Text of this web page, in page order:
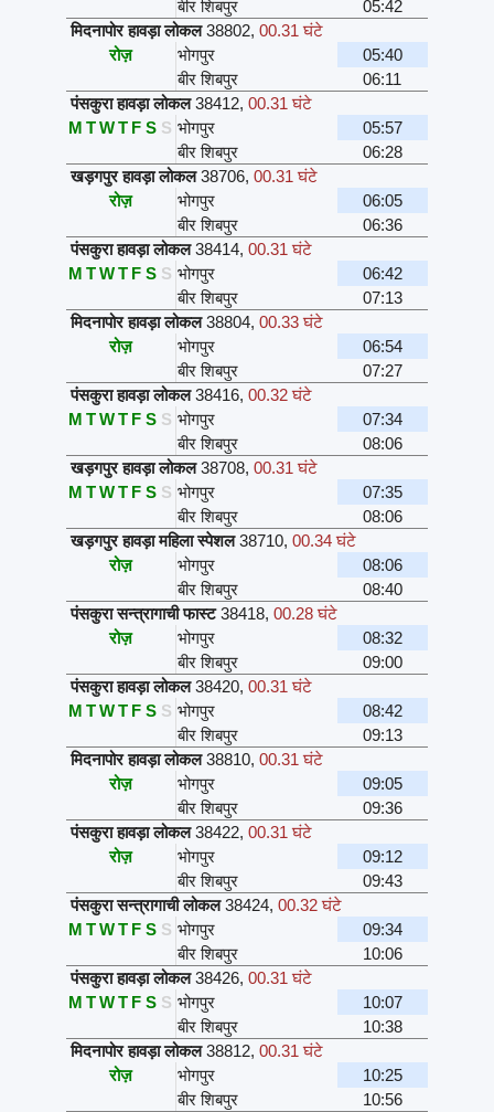
बीर शिबपुर
05:42
मिदनापोर हावड़ा लोकल 38802, 00.31 घंटे
रोज़
भोगपुर
05:40
बीर शिबपुर
06:11
पंसकुरा हावड़ा लोकल 38412, 00.31 घंटे
M TWT F S S भोगपुर
05:57
बीर शिबपुर
06:28
खड़गपुर हावड़ा लोकल 38706, 00.31 घंटे
रोज़
भोगपुर
06:05
बीर शिबपुर
06:36
पंसकुरा हावड़ा लोकल 38414, 00.31 घंटे
M TWT F S S भोगपुर
06:42
बीर शिबपुर
07:13
मिदनापोर हावड़ा लोकल 38804, 00.33 घंटे
रोज़
भोगपुर
06:54
बीर शिबपुर
07:27
पंसकुरा हावड़ा लोकल 38416, 00.32 घंटे
M TWT F S S भोगपुर
07:34
बीर शिबपुर
08:06
खड़गपुर हावड़ा लोकल 38708, 00.31 घंटे
M TWT F S S भोगपुर
07:35
बीर शिबपुर
08:06
खड़गपुर हावड़ा महिला स्पेशल 38710, 00.34 घंटे
रोज़
भोगपुर
08:06
बीर शिबपुर
08:40
पंसकुरा सन्त्रागाची फास्ट 38418, 00.28 घंटे
रोज़
भोगपुर
08:32
बीर शिबपुर
09:00
पंसकुरा हावड़ा लोकल 38420, 00.31 घंटे
M TWT F S S भोगपुर
08:42
बीर शिबपुर
09:13
मिदनापोर हावड़ा लोकल 38810, 00.31 घंटे
रोज़
भोगपुर
09:05
बीर शिबपुर
09:36
पंसकुरा हावड़ा लोकल 38422, 00.31 घंटे
रोज़
भोगपुर
09:12
बीर शिबपुर
09:43
पंसकुरा सन्त्रागाची लोकल 38424, 00.32 घंटे
M TWT F S S भोगपुर
09:34
बीर शिबपुर
10:06
पंसकुरा हावड़ा लोकल 38426, 00.31 घंटे
M TWT F S S भोगपुर
10:07
बीर शिबपुर
10:38
मिदनापोर हावड़ा लोकल 38812, 00.31 घंटे
रोज़
भोगपुर
10:25
बीर शिबपुर
10:56